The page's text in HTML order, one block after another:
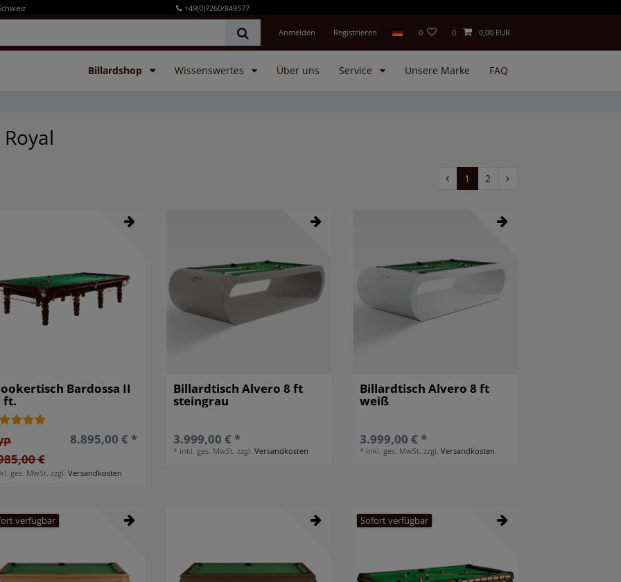
+49(0)7260/849577
Anmelden Registrieren 0 0 0,00 EUR
Billardshop Wissenswertes Über uns Service Unsere Marke FAQ
1 2
Bardossa II
ft.
€
8.895,00 € *
ges. MwSt. zzgl.Versandkosten
Billardtisch Alvero 8 ft
steingrau
3.999,00 € *
* inkl. ges. MwSt. zzgl.Versandkosten
Billardtisch Alvero 8 ft
weiß
3.999,00 € *
* inkl. ges. MwSt. zzgl. Versandkosten
verfügbar Sofort verfügbar